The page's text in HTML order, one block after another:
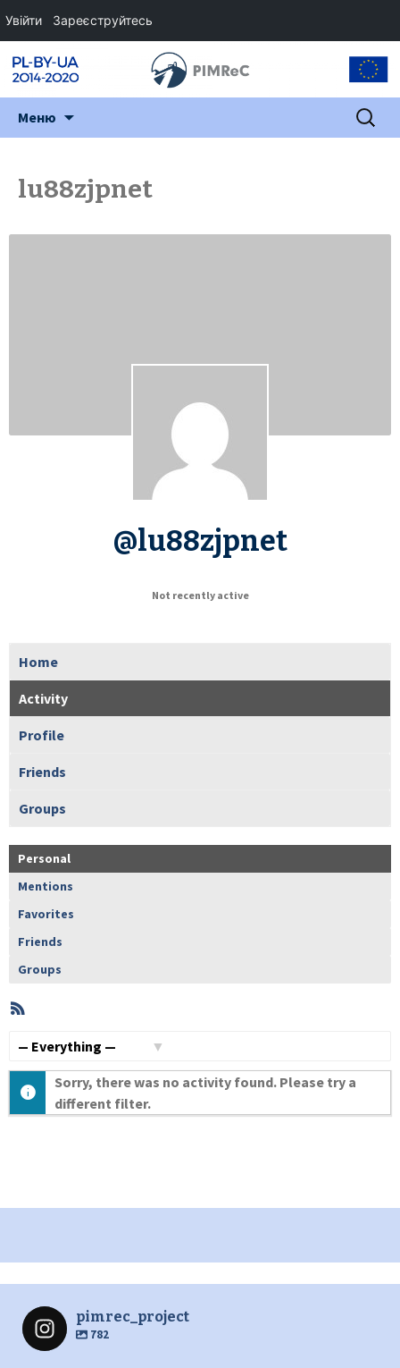
Меню Пошук:
lu88zjpnet
@lu88zjpnet
Not recently active
Home
Activity
Profile
Friends
Groups
Personal
Mentions
Favorites
Friends
Groups
Member
Activities
Sorry, there was no activity found. Please try a
different filter.
pimrec_project
782
Увійти Зареєструйтесь